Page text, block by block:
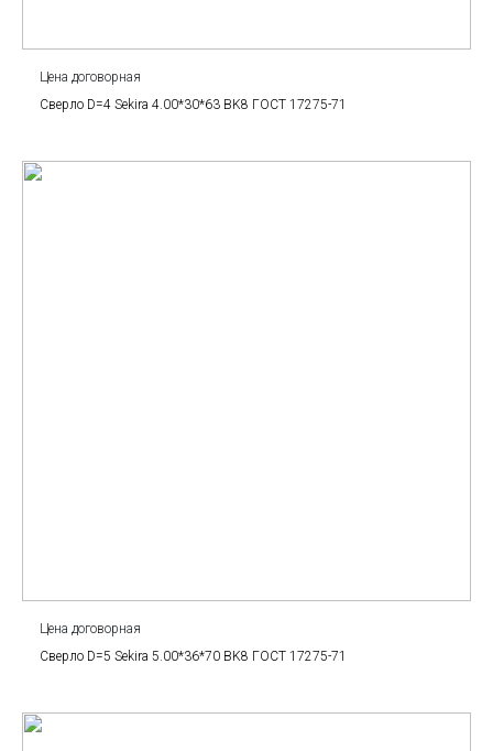
Цена договорная
Сверло D=4 Sekira 4.00*30*63 BK8 ГОСТ 17275-71
Цена договорная
Сверло D=5 Sekira 5.00*36*70 BK8 ГОСТ 17275-71